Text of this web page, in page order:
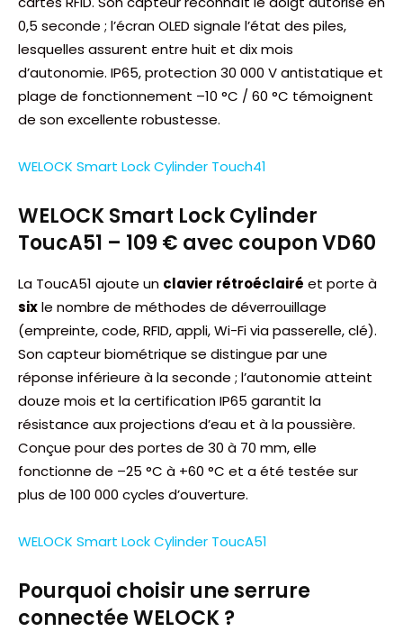
0,5 seconde ; l’écran OLED signale l’état des piles,
lesquelles assurent entre huit et dix mois
d’autonomie. IP65, protection 30 000 V antistatique et
plage de fonctionnement –10 °C / 60 °C témoignent
de son excellente robustesse.
WELOCK Smart Lock Cylinder Touch41
WELOCK Smart Lock Cylinder
ToucA51 – 109 € avec coupon VD60
La ToucA51 ajoute un clavier rétroéclairé et porte à
sixle nombre de méthodes de déverrouillage
(empreinte, code, RFID, appli, Wi-Fi via passerelle, clé).
Son capteur biométrique se distingue par une
réponse inférieure à la seconde ; l’autonomie atteint
douze mois et la certification IP65 garantit la
résistance aux projections d’eau et à la poussière.
Conçue pour des portes de 30 à 70 mm, elle
fonctionne de –25 °C à +60 °C et a été testée sur
plus de 100 000 cycles d’ouverture.
WELOCK Smart Lock Cylinder ToucA51
Pourquoi choisir une serrure
connectée WELOCK ?